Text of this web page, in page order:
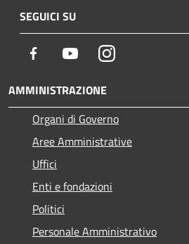
SEGUICI SU
Facebook YoutubeInstagram
AMMINISTRAZIONE
Organi di Governo
Aree Amministrative
Uffici
Enti e fondazioni
Politici
Personale Amministrativo